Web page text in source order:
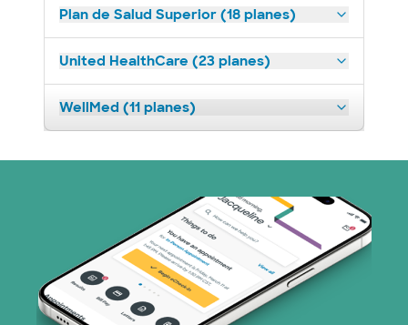
Plan de Salud Superior (18 planes)
United HealthCare (23 planes)
WellMed (11 planes)